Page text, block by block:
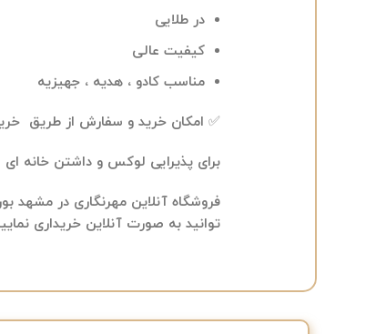
در طلایی
کیفیت عالی
مناسب کادو ، هدیه ، جهیزیه
✅ امکان خرید و سفارش از طریق
برای پذیرایی لوکس و داشتن خانه ای
فروشگاه آنلاین مهرنگاری در مشهد
توانید به صورت آنلاین خریداری